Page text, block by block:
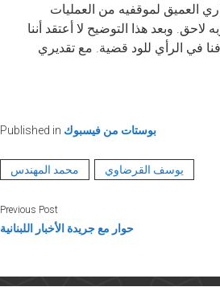
العميق لموقفيه من العمليات
لاحق. وبعد هذا التوضيح لا أعتقد أننا
في الرأي للود قضية. مع تقديري
Published in بوستات من فيسبوك
محمد المهندس يوسف القرضاوي
Previous Post
حوار مع جريدة الأخبار اللبنانية